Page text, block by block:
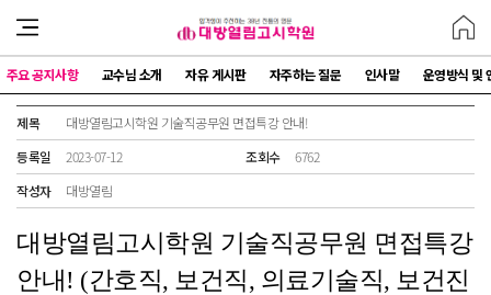
주요 공지사항 교수님 소개 자유 게시판 자주하는 질문 인사말 운영방식 및
제목
대방열림고시학원 기술직공무원 면접특강 안내!
등록일
2023-07-12 조회수
6762
작성자
대방열림
대방열림고시학원 기술직공무원 면접특강
안내! (간호직, 보건직, 의료기술직, 보건진